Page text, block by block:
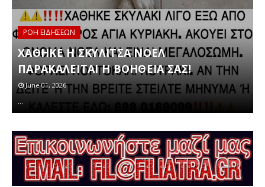
ΡΟΗ ΕΙΔΗΣΕΩΝ
ΧΑΘΗΚΕ Η ΣΚΥΛΙΤΣΑ ΝΟΕΛ
ΠΑΡΑΚΑΛΕΙΤΑΙ Η ΒΟΗΘΕΙΑ ΣΑΣ!
June 01, 2026
…